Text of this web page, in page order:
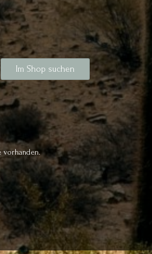
Im Shop suchen
vorhanden.